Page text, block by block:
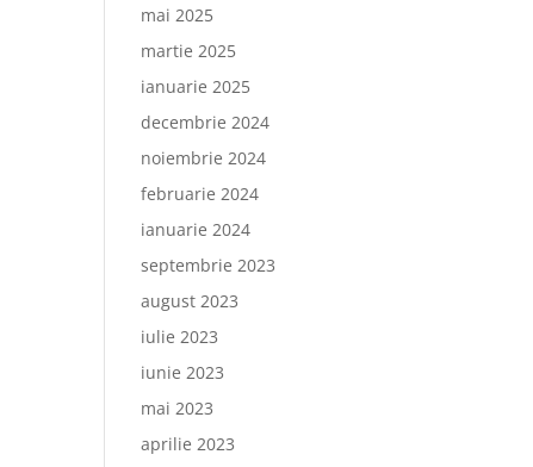
mai 2025
martie 2025
ianuarie 2025
decembrie 2024
noiembrie 2024
februarie 2024
ianuarie 2024
septembrie 2023
august 2023
iulie 2023
iunie 2023
mai 2023
aprilie 2023